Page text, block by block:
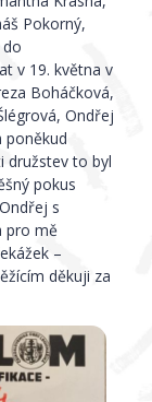
Pokorný,
v 19. května v
Boháčková,
Ondřej
poněkud
družstev to byl
pokus
s
pro mě
–
děkuji za